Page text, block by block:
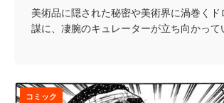
美術品に隠された秘密や美術界に渦巻くド
謀に、凄腕のキュレーターが立ち向かって
コミック